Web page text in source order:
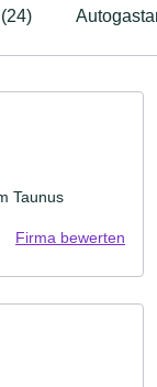
Taunus
Firma bewerten